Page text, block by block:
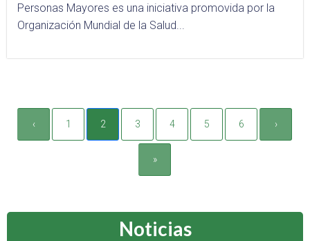
Personas Mayores es una iniciativa promovida por la
Organización Mundial de la Salud...
‹ 1 2 3 4 5 6 ›
»
Noticias